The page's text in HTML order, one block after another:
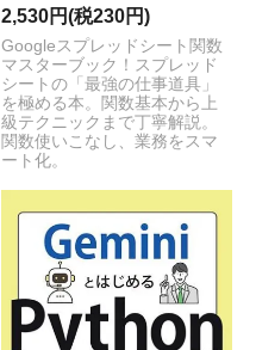
2,530円(税230円)
Googleスプレッドシート関数
マスターブック！スプレッド
シートの「最強の仕事道具」
を極める本。関数基本から上
級テクニックまで丁寧解説。
関数使いこなし、業務をスマ
ート化。